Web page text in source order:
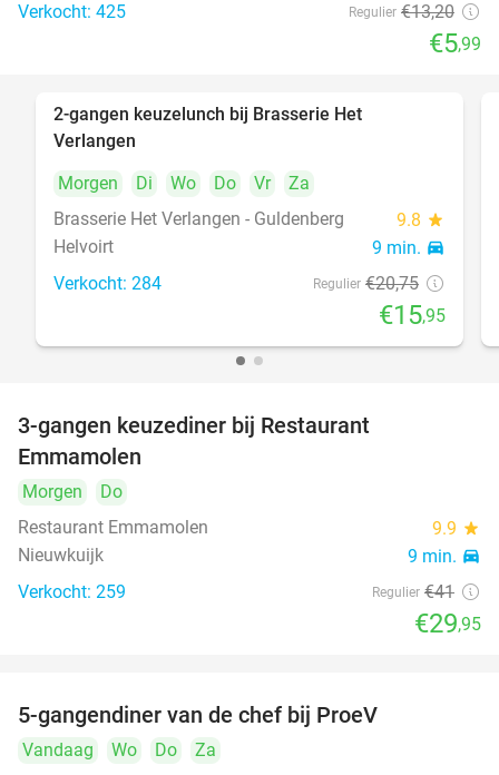
Verkocht: 425 Regulier €13,20
€5,99
2-gangen keuzelunch bij Brasserie Het
Verlangen
Morgen
Di Wo Do Vr
Za
Brasserie Het Verlangen - Guldenberg
9.8 star
Helvoirt 9 min. directions_car
Verkocht: 284 Regulier €20,75
€15,95
3-gangen keuzediner bij Restaurant
Emmamolen
Morgen
Do
Restaurant Emmamolen
9.9 star
Nieuwkuijk 9 min. directions_car
Verkocht: 259 Regulier €41
€29,95
5-gangendiner van de chef bij ProeV
Vandaag Wo Do Za